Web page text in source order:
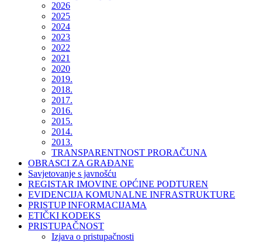
2026
2025
2024
2023
2022
2021
2020
2019.
2018.
2017.
2016.
2015.
2014.
2013.
TRANSPARENTNOST PRORAČUNA
OBRASCI ZA GRAĐANE
Savjetovanje s javnošću
REGISTAR IMOVINE OPĆINE PODTUREN
EVIDENCIJA KOMUNALNE INFRASTRUKTURE
PRISTUP INFORMACIJAMA
ETIČKI KODEKS
PRISTUPAČNOST
Izjava o pristupačnosti